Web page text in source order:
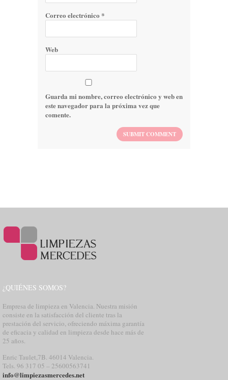
Correo electrónico *
Web
Guarda mi nombre, correo electrónico y web en
este navegador para la próxima vez que
comente.
¿QUIÉNES SOMOS?
Empresa de limpieza en Valencia. Nuestra misión
consiste en la satisfacción del cliente tras la
prestación del servicio, ofreciendo máxima garantía
de eficacia y calidad en limpieza desde hace más de
25 años.
Enric Taulet,7B. 46014 Valencia.
Tels. 96 317 05 – 25600563741
info@limpiezasmercedes.net